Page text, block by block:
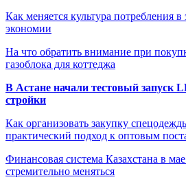
Как меняется культура потребления
экономии
На что обратить внимание при
газоблока для коттеджа
В Астане начали тестовый запуск
стройки
Как организовать закупку
практический подход к оптовым
Финансовая система Казахстана в
стремительно меняться